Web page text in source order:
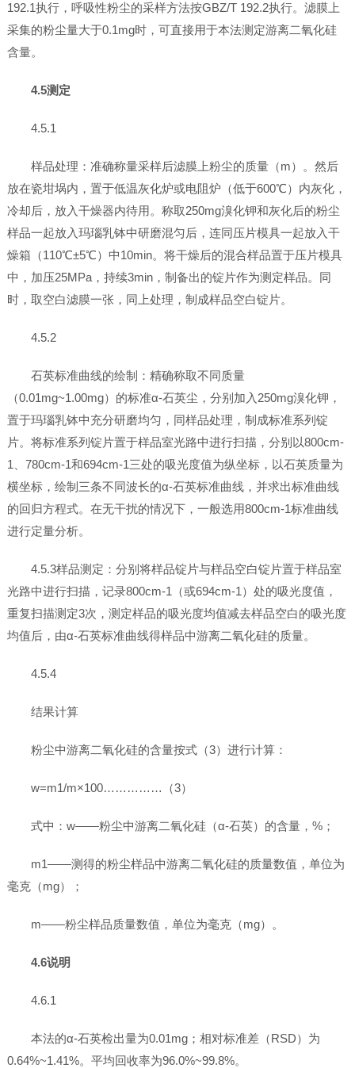
192.1执行，呼吸性粉尘的采样方法按GBZ/T 192.2执行。滤膜上
采集的粉尘量大于0.1mg时，可直接用于本法测定游离二氧化硅
含量。
4.5测定
4.5.1
样品处理：准确称量采样后滤膜上粉尘的质量（m）。然后
放在瓷坩埚内，置于低温灰化炉或电阻炉（低于600℃）内灰化，
冷却后，放入干燥器内待用。称取250mg溴化钾和灰化后的粉尘
样品一起放入玛瑙乳钵中研磨混匀后，连同压片模具一起放入干
燥箱（110℃±5℃）中10min。将干燥后的混合样品置于压片模具
中，加压25MPa，持续3min，制备出的锭片作为测定样品。同
时，取空白滤膜一张，同上处理，制成样品空白锭片。
4.5.2
石英标准曲线的绘制：精确称取不同质量
（0.01mg~1.00mg）的标准α-石英尘，分别加入250mg溴化钾，
置于玛瑙乳钵中充分研磨均匀，同样品处理，制成标准系列锭
片。将标准系列锭片置于样品室光路中进行扫描，分别以800cm-
1、780cm-1和694cm-1三处的吸光度值为纵坐标，以石英质量为
横坐标，绘制三条不同波长的α-石英标准曲线，并求出标准曲线
的回归方程式。在无干扰的情况下，一般选用800cm-1标准曲线
进行定量分析。
4.5.3样品测定：分别将样品锭片与样品空白锭片置于样品室
光路中进行扫描，记录800cm-1（或694cm-1）处的吸光度值，
重复扫描测定3次，测定样品的吸光度均值减去样品空白的吸光度
均值后，由α-石英标准曲线得样品中游离二氧化硅的质量。
4.5.4
结果计算
粉尘中游离二氧化硅的含量按式（3）进行计算：
w=m1/m×100……………（3）
式中：w——粉尘中游离二氧化硅（α-石英）的含量，%；
m1——测得的粉尘样品中游离二氧化硅的质量数值，单位为
毫克（mg）；
m——粉尘样品质量数值，单位为毫克（mg）。
4.6说明
4.6.1
本法的α-石英检出量为0.01mg；相对标准差（RSD）为
0.64%~1.41%。平均回收率为96.0%~99.8%。